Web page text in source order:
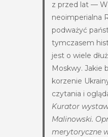
z przed lat —
neoimperialna
podważyć
tymczasem
jest o wiele
Moskwy. Jakie
korzenie
czytania i
Kurator
Malinowski.
merytoryczne